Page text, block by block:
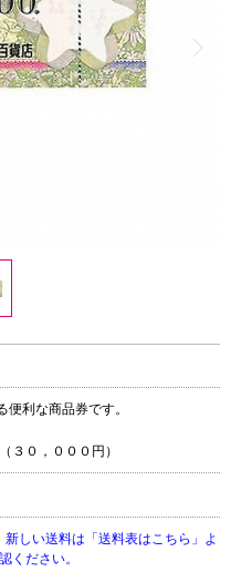
利な商品券です。
３０，０００円）
しい送料は「送料表はこちら」よ
ください。